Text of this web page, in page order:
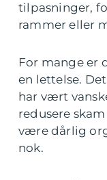
tilpasninger,
rammer eller
For mange er
en lettelse.
har vært
redusere
være dårlig
nok.